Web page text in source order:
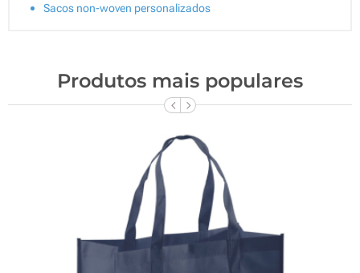
Sacos non-woven personalizados
Produtos mais populares